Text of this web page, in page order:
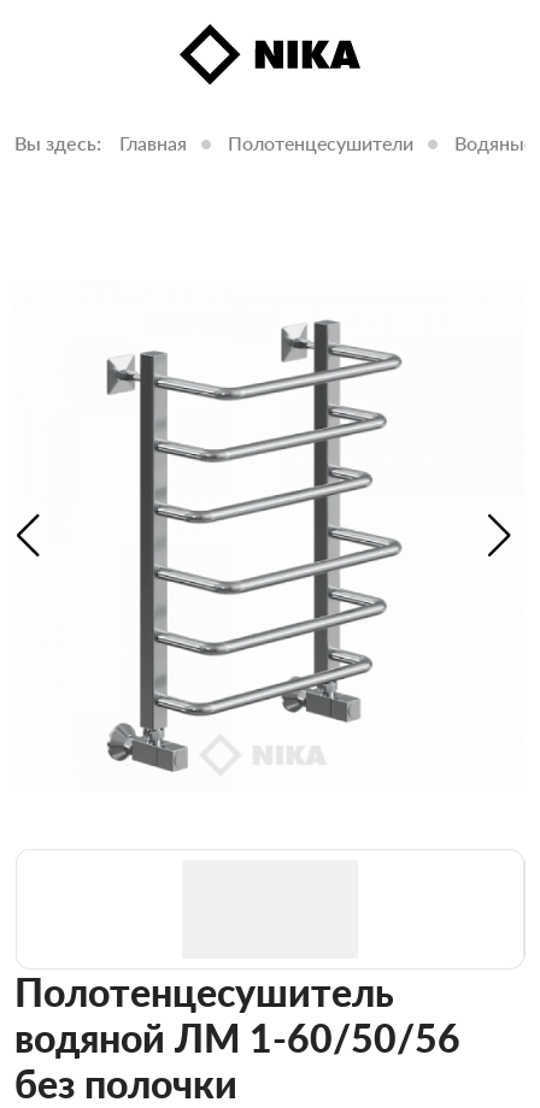
Вы здесь: Главная Полотенцесушители Водяные
Полотенцесушитель
водяной ЛМ 1-60/50/56
без полочки